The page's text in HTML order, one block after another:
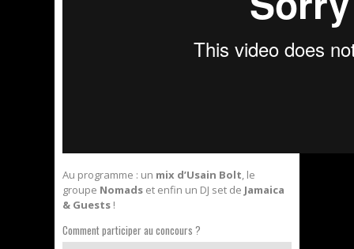
Au programme : un mix d’Usain Bolt, le
groupe Nomads et enfin un DJ set de Jamaica
& Guests !
Comment participer au concours ?